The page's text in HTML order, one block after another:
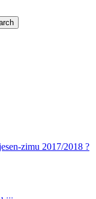
zimu 2017/2018 ?